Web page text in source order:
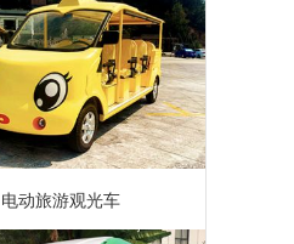
电动旅游观光车